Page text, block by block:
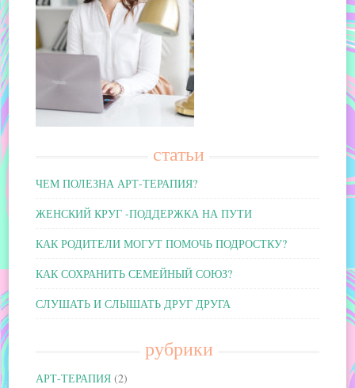
статьи
ЧЕМ ПОЛЕЗНА АРТ-ТЕРАПИЯ?
ЖЕНСКИЙ КРУГ -ПОДДЕРЖКА НА ПУТИ
КАК РОДИТЕЛИ МОГУТ ПОМОЧЬ ПОДРОСТКУ?
КАК СОХРАНИТЬ СЕМЕЙНЫЙ СОЮЗ?
СЛУШАТЬ И СЛЫШАТЬ ДРУГ ДРУГА
рубрики
АРТ-ТЕРАПИЯ (2)